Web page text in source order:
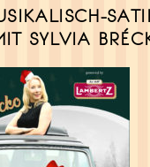
SYLVIA